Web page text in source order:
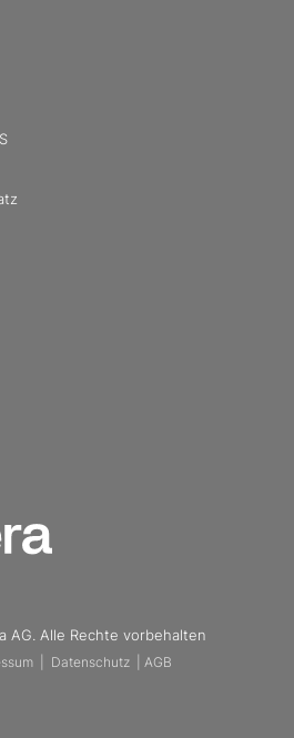
AG. Alle Rechte vorbehalten
Datenschutz AGB